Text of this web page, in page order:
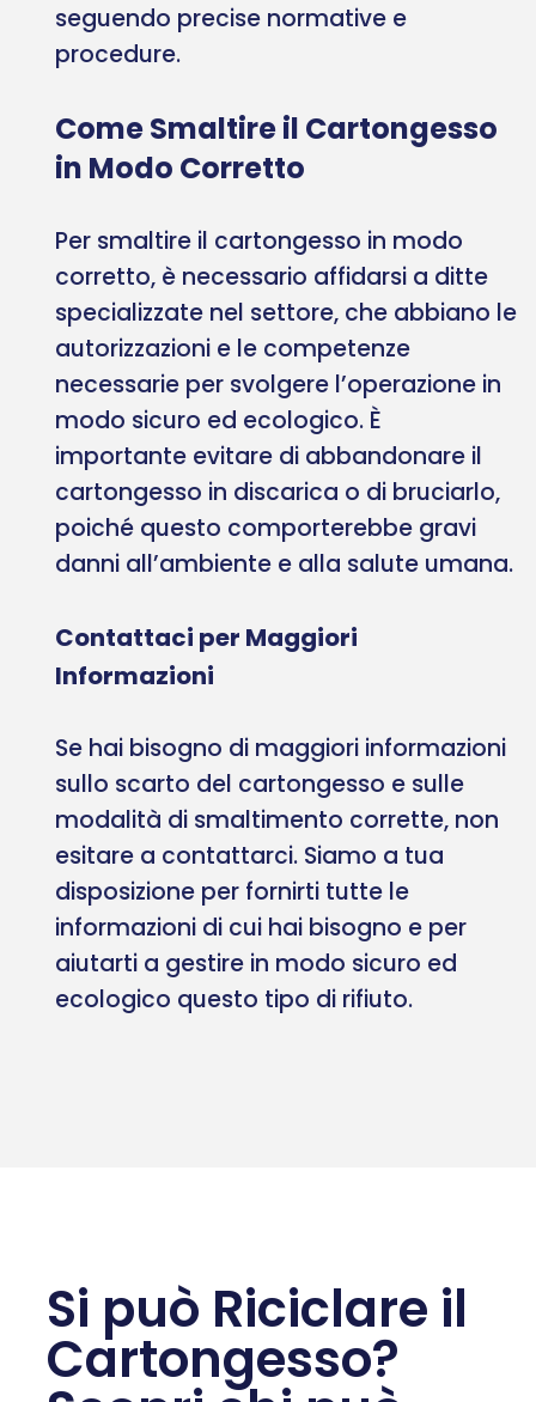
seguendo precise normative e
procedure.
Come Smaltire il Cartongesso
in Modo Corretto
Per smaltire il cartongesso in modo
corretto, è necessario affidarsi a ditte
specializzate nel settore, che abbiano le
autorizzazioni e le competenze
necessarie per svolgere l’operazione in
modo sicuro ed ecologico. È
importante evitare di abbandonare il
cartongesso in discarica o di bruciarlo,
poiché questo comporterebbe gravi
danni all’ambiente e alla salute umana.
Contattaci per Maggiori
Informazioni
Se hai bisogno di maggiori informazioni
sullo scarto del cartongesso e sulle
modalità di smaltimento corrette, non
esitare a contattarci. Siamo a tua
disposizione per fornirti tutte le
informazioni di cui hai bisogno e per
aiutarti a gestire in modo sicuro ed
ecologico questo tipo di rifiuto.
Si può Riciclare il
Cartongesso?